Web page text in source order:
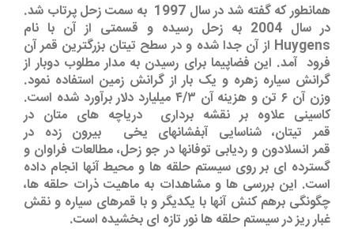
همانطور که گفته شد در سال 1997 به سمت زحل پرتاب شد.
در سال 2004 به زحل رسیده و قسمتی از آن با نام
Huygens از آن جدا شده و در سطح تیتان بزرگترین قمر آن
فرود آمد. این فضاپیما برای رسیدن به مدار مطلوب دوبار از
گرانش سیاره زهره و یک بار از گرانش زمین استفاده نمود.
وزن آن ۶ تن و هزینه آن ۴/۳ میلیارد دلار برآورد شده است.
کاسینی علاوه بر نقشه برداری دریاچه های متان در
قمر تیتان، شناسایی آبفشانهای یخی بیرون زده در
قمر انسلادون و ردیابی توفانها در جو زحل، مطالعات فراوان و
گسترده ای بر روی سیستم حلقه ها و محیط آنها انجام داده
است. این بررسی ها و مشاهدات به ماهیت ذرات حلقه ها،
چگونگی برهم کنش آنها با یکدیگر و با قمرهای سیاره و نقش
غبار ریز در سیستم حلقه ها نور تازه ای بخشیده است.